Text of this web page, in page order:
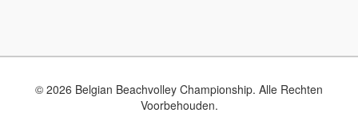
© 2026 Belgian Beachvolley Championship. Alle Rechten
Voorbehouden.